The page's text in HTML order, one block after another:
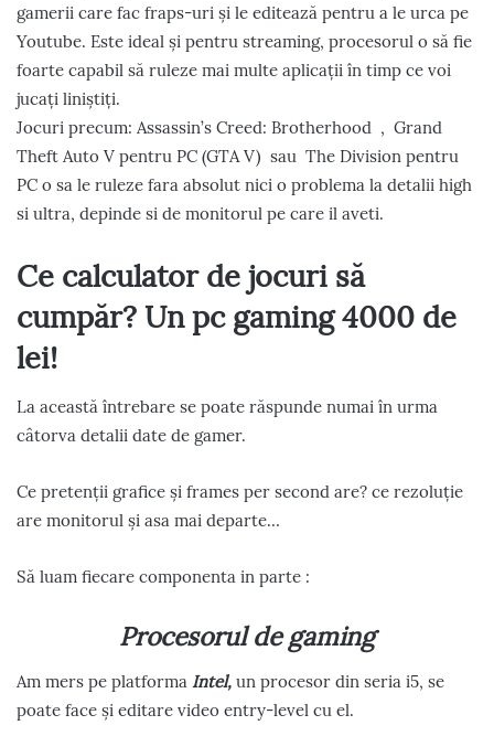
gamerii care fac fraps-uri și le editează pentru a le urca pe
Youtube. Este ideal și pentru streaming, procesorul o să fie
foarte capabil să ruleze mai multe aplicații în timp ce voi
jucați liniștiți.
Jocuri precum: Assassin’s Creed: Brotherhood , Grand
Theft Auto V pentru PC (GTA V) sau The Division pentru
PC o sa le ruleze fara absolut nici o problema la detalii high
si ultra, depinde si de monitorul pe care il aveti.
Ce calculator de jocuri să
cumpăr? Un pc gaming 4000 de
lei!
La această întrebare se poate răspunde numai în urma
câtorva detalii date de gamer.
Ce pretenții grafice și frames per second are? ce rezoluție
are monitorul și asa mai departe…
Să luam fiecare componenta in parte :
Procesorul de gaming
Am mers pe platforma Intel, un procesor din seria i5, se
poate face și editare video entry-level cu el.